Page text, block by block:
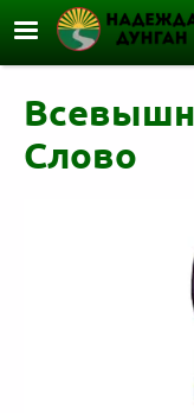
Перейти к
Слово